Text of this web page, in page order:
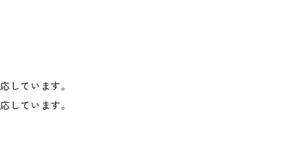
しています。
しています。